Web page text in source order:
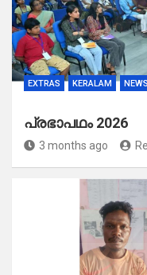
EXTRAS KERALAM NEWS
പ്രഭാപഥം 2026
3 months ago